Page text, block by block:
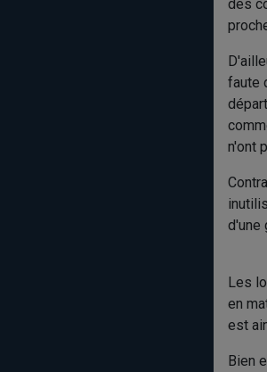
des
faute
n'ont
d'une
Les
en
est
Bien